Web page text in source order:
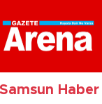
Samsun Haber